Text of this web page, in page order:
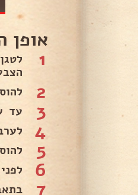
אופן
1
2
3 עד
4
5
6
7